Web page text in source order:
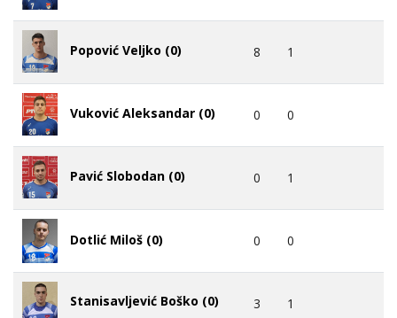
Popović Veljko (0) 8 1
Vuković Aleksandar (0) 0 0
Pavić Slobodan (0) 0 1
Dotlić Miloš (0) 0 0
Stanisavljević Boško (0) 3 1